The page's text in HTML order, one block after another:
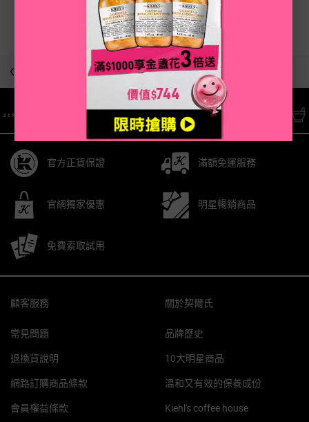
驗禮。
官方正貨保證 滿額免運服務
官網獨家優惠 明星暢銷商品
免費索取試用
顧客服務
常見問題
退換貨說明
網路訂購商品條款
會員權益條款
關於契爾氏
品牌歷史
10大明星商品
溫和又有效的保養成份
Kiehl's coffee house